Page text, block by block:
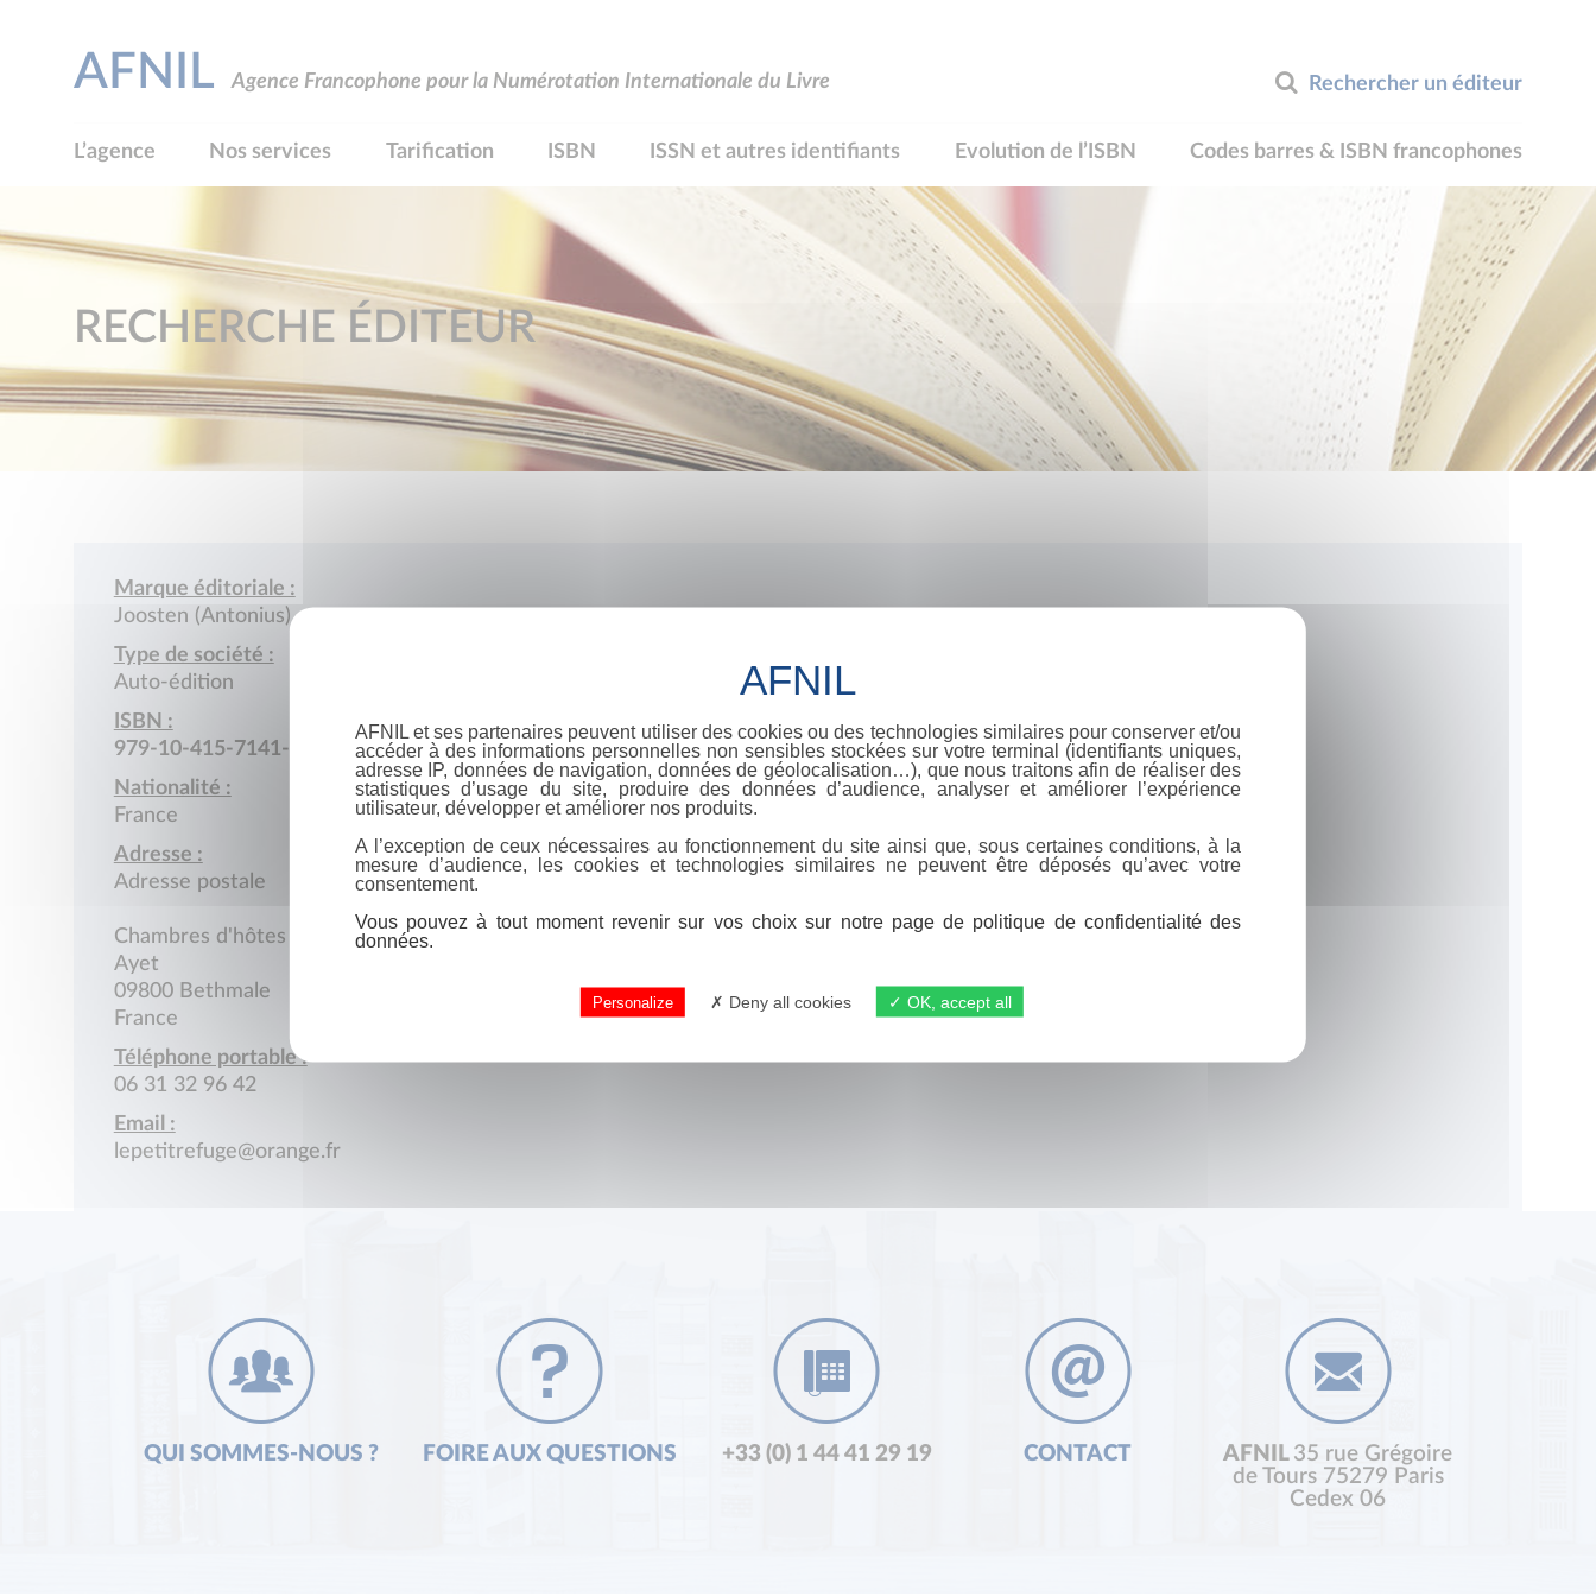
Rechercher un éditeur
AFNIL Agence Francophone pour la Numérotation Internationale du Livre
L’agence Nos services Tarification ISBN ISSN et autres identifiants Evolution de l’ISBN Codes barres & ISBN francophones
RECHERCHE ÉDITEUR
Marque éditoriale :
Joosten (Antonius)
Type de société :
Auto-édition
ISBN :
979-10-415-7141-3
Nationalité :
France
Adresse :
Adresse postale
Chambres d'hôtes Le Petit Refuge
Ayet
09800 Bethmale
France
Téléphone portable :
06 31 32 96 42
Email :
lepetitrefuge@orange.fr
QUI SOMMES-NOUS ? FOIRE AUX QUESTIONS +33 (0) 1 44 41 29 19 CONTACT AFNIL 35 rue Grégoire
de Tours 75279 Paris
Cedex 06
AFNIL et ses partenaires peuvent utiliser des cookies ou des technologies similaires pour conserver et/ou
accéder à des informations personnelles non sensibles stockées sur votre terminal (identifiants uniques,
adresse IP, données de navigation, données de géolocalisation…), que nous traitons afin de réaliser des
statistiques d’usage du site, produire des données d’audience, analyser et améliorer l’expérience
utilisateur, développer et améliorer nos produits.
A l’exception de ceux nécessaires au fonctionnement du site ainsi que, sous certaines conditions, à la
mesure d’audience, les cookies et technologies similaires ne peuvent être déposés qu’avec votre
consentement.
Vous pouvez à tout moment revenir sur vos choix sur notre page de politique de confidentialité des
données.
Personalize Deny all cookies OK, accept all